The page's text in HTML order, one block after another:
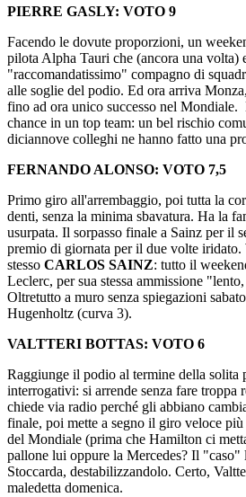
PIERRE GASLY: VOTO 9
Facendo le dovute proporzioni, un
pilota Alpha Tauri che (ancora una volta)
"raccomandatissimo" compagno di
alle soglie del podio. Ed ora arriva
fino ad ora unico successo nel Mondiale.
chance in un top team: un bel rischio
diciannove colleghi ne hanno fatto una
FERNANDO ALONSO: VOTO 7,5
Primo giro all'arrembaggio, poi tutta la
denti, senza la minima sbavatura. Ha la
usurpata. Il sorpasso finale a Sainz per il
premio di giornata per il due volte iridato.
stesso CARLOS SAINZ: tutto il
Leclerc, per sua stessa ammissione
Oltretutto a muro senza spiegazioni
Hugenholtz (curva 3).
VALTTERI BOTTAS: VOTO 6
Raggiunge il podio al termine della solita
interrogativi: si arrende senza fare troppa
chiede via radio perché gli abbiano
finale, poi mette a segno il giro veloce
del Mondiale (prima che Hamilton ci
pallone lui oppure la Mercedes? Il "caso"
Stoccarda, destabilizzandolo. Certo,
maledetta domenica.